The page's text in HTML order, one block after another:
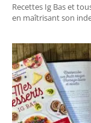
Recettes Ig Bas et
en maîtrisant son